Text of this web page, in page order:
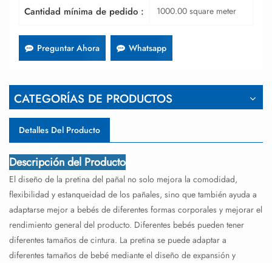
Cantidad mínima de pedido : 1000.00 square meter
Preguntar Ahora Whatsapp
CATEGORÍAS DE PRODUCTOS
Detalles Del Producto
Descripción del Producto
El diseño de la pretina del pañal no solo mejora la comodidad,
flexibilidad y estanqueidad de los pañales, sino que también ayuda a
adaptarse mejor a bebés de diferentes formas corporales y mejorar el
rendimiento general del producto. Diferentes bebés pueden tener
diferentes tamaños de cintura. La pretina se puede adaptar a
diferentes tamaños de bebé mediante el diseño de expansión y